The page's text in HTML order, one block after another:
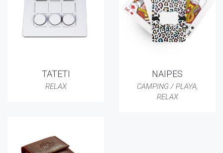
TATETI
RELAX
NAIPES
CAMPING / PLAYA,
RELAX